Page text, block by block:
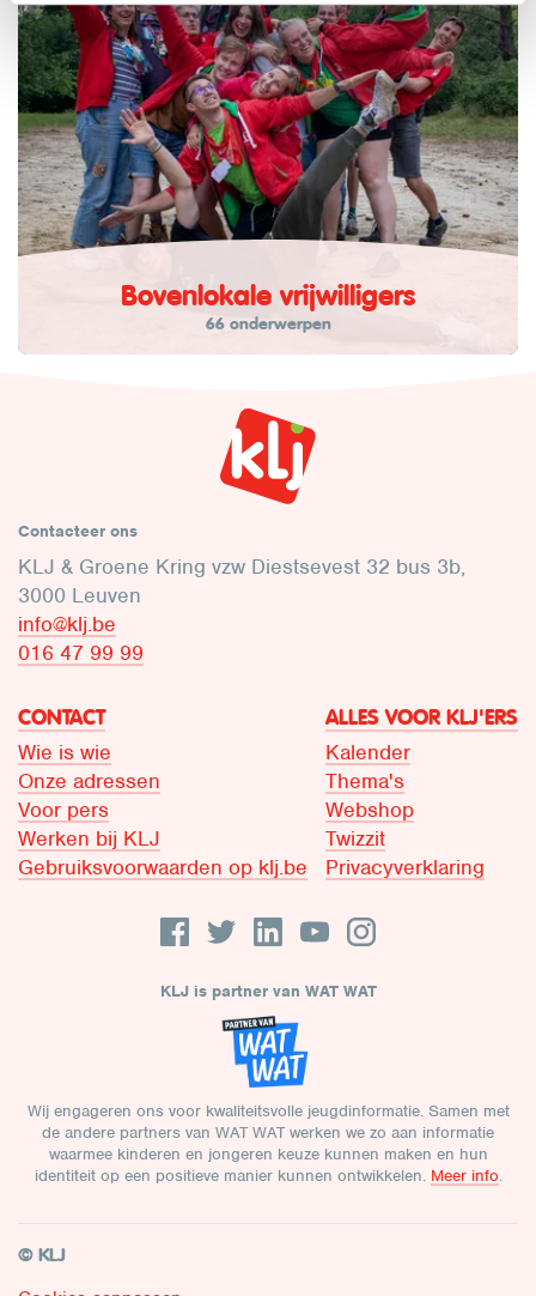
Bovenlokale vrijwilligers
66 onderwerpen
Contacteer ons
KLJ & Groene Kring vzw Diestsevest 32 bus 3b,
3000 Leuven
info@klj.be​
016 47 99 99
CONTACT
Wie is wie
Onze adressen
Voor pers
Werken bij KLJ
Gebruiksvoorwaarden op klj.be
ALLES VOOR KLJ'ERS
Kalender
Thema's
Webshop
Twizzit
Privacyverklaring
KLJ is partner van WAT WAT
Wij engageren ons voor kwaliteitsvolle jeugdinformatie. Samen met
de andere partners van WAT WAT werken we zo aan informatie
waarmee kinderen en jongeren keuze kunnen maken en hun
identiteit op een positieve manier kunnen ontwikkelen. Meer info.
© KLJ